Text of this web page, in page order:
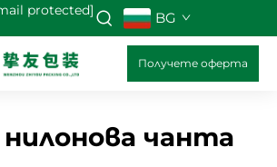
protected] BG
Получете оферта
чанта